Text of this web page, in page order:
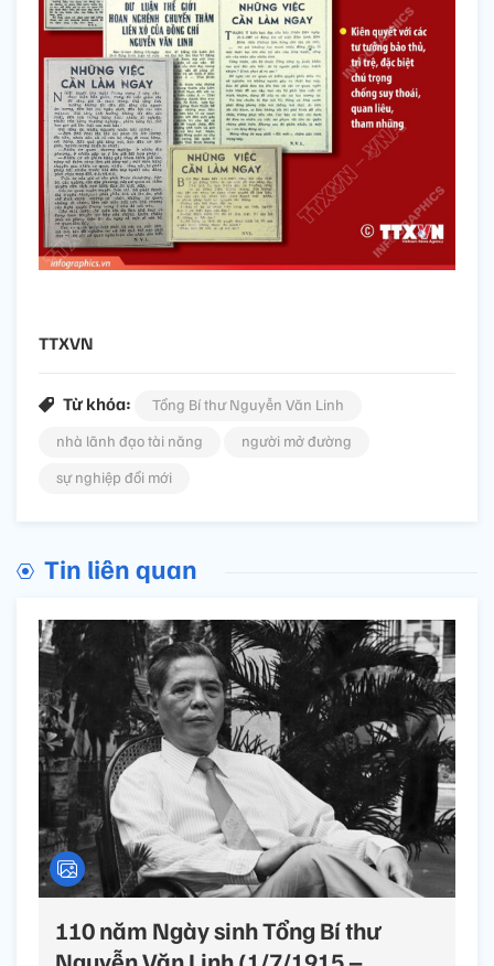
TTXVN
Từ khóa:
Tổng Bí thư Nguyễn Văn Linh
nhà lãnh đạo tài năng
người mở đường
sự nghiệp đổi mới
Tin liên quan
110 năm Ngày sinh Tổng Bí thư